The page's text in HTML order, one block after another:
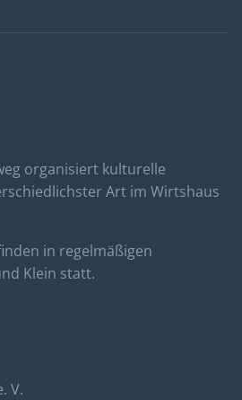
organisiert kulturelle
Art im Wirtshaus
in regelmäßigen
Klein statt.
V.